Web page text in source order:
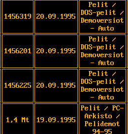
1456319 20.09.1995
Pelit /
DOS-pelit /
Demoversiot
- Auto
1456201 20.09.1995
Pelit /
DOS-pelit /
Demoversiot
- Auto
1456225 20.09.1995
Pelit /
DOS-pelit /
Demoversiot
- Auto
1,4 Mt 19.09.1995
Pelit / PC-
Arkisto /
Pelidemot
94-95